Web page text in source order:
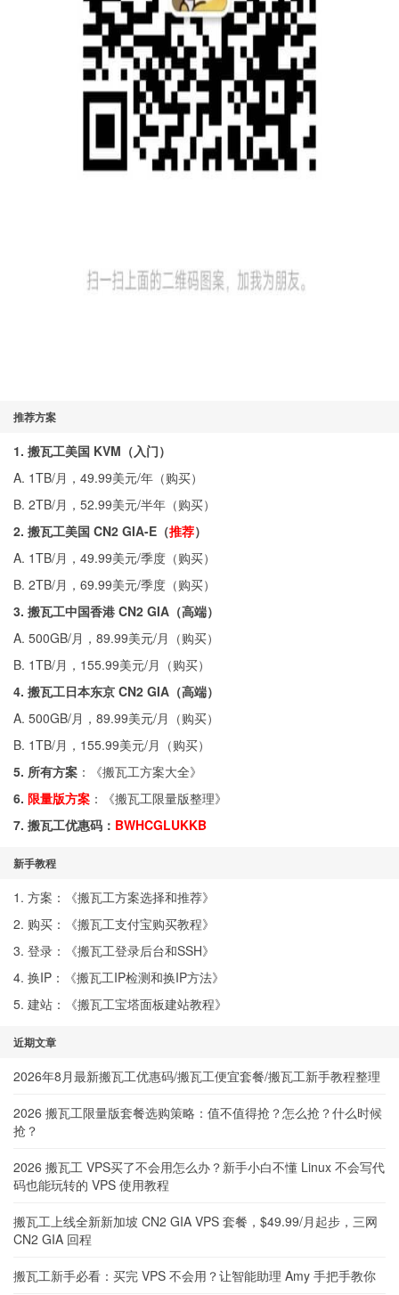
推荐方案
1. 搬瓦工美国 KVM（入门）
A. 1TB/月，49.99美元/年（购买）
B. 2TB/月，52.99美元/半年（购买）
2. 搬瓦工美国 CN2 GIA-E（推荐）
A. 1TB/月，49.99美元/季度（购买）
B. 2TB/月，69.99美元/季度（购买）
3. 搬瓦工中国香港 CN2 GIA（高端）
A. 500GB/月，89.99美元/月（购买）
B. 1TB/月，155.99美元/月（购买）
4. 搬瓦工日本东京 CN2 GIA（高端）
A. 500GB/月，89.99美元/月（购买）
B. 1TB/月，155.99美元/月（购买）
5. 所有方案 ：《搬瓦工方案大全》
6. 限量版方案 ：《搬瓦工限量版整理》
7. 搬瓦工优惠码： BWHCGLUKKB
新手教程
1. 方案：《搬瓦工方案选择和推荐》
2. 购买：《搬瓦工支付宝购买教程》
3. 登录：《搬瓦工登录后台和SSH》
4. 换IP：《搬瓦工IP检测和换IP方法》
5. 建站：《搬瓦工宝塔面板建站教程》
近期文章
2026年8月最新搬瓦工优惠码/搬瓦工便宜套餐/搬瓦工新手教程整理
2026 搬瓦工限量版套餐选购策略：值不值得抢？怎么抢？什么时候
抢？
2026 搬瓦工 VPS买了不会用怎么办？新手小白不懂 Linux 不会写代
码也能玩转的 VPS 使用教程
搬瓦工上线全新新加坡 CN2 GIA VPS 套餐，$49.99/月起步，三网
CN2 GIA 回程
搬瓦工新手必看：买完 VPS 不会用？让智能助理 Amy 手把手教你